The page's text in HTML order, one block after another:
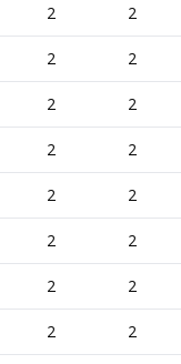
2 2
2 2
2 2
2 2
2 2
2 2
2 2
2 2